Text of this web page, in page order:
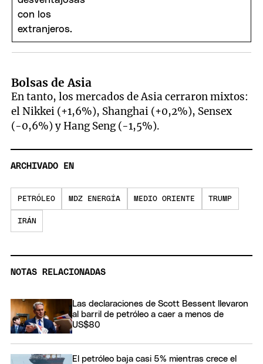
Bolsas de Asia
En tanto, los mercados de Asia cerraron mixtos:
el Nikkei (+1,6%), Shanghai (+0,2%), Sensex
(-0,6%) y Hang Seng (-1,5%).
ARCHIVADO EN
PETRÓLEO MDZ ENERGÍA MEDIO ORIENTE TRUMP
IRÁN
NOTAS RELACIONADAS
Las declaraciones de Scott Bessent llevaron
al barril de petróleo a caer a menos de
US$80
El petróleo baja casi 5% mientras crece el